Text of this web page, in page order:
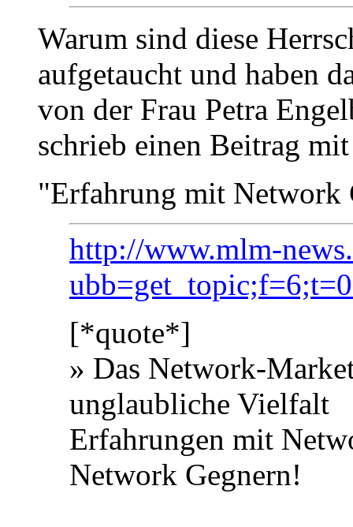
Warum sind diese
aufgetaucht und haben
von der Frau Petra
schrieb einen Beitrag
"Erfahrung mit Network
http://www.mlm-
[*quote*]
» Das Network-
unglaubliche Vielfalt
Erfahrungen mit
Network Gegnern!